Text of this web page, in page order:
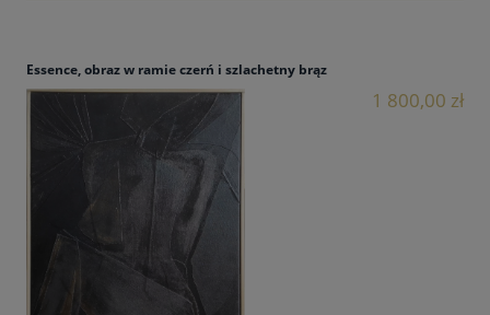
Essence, obraz w ramie czerń i szlachetny brąz
1 800,00 zł